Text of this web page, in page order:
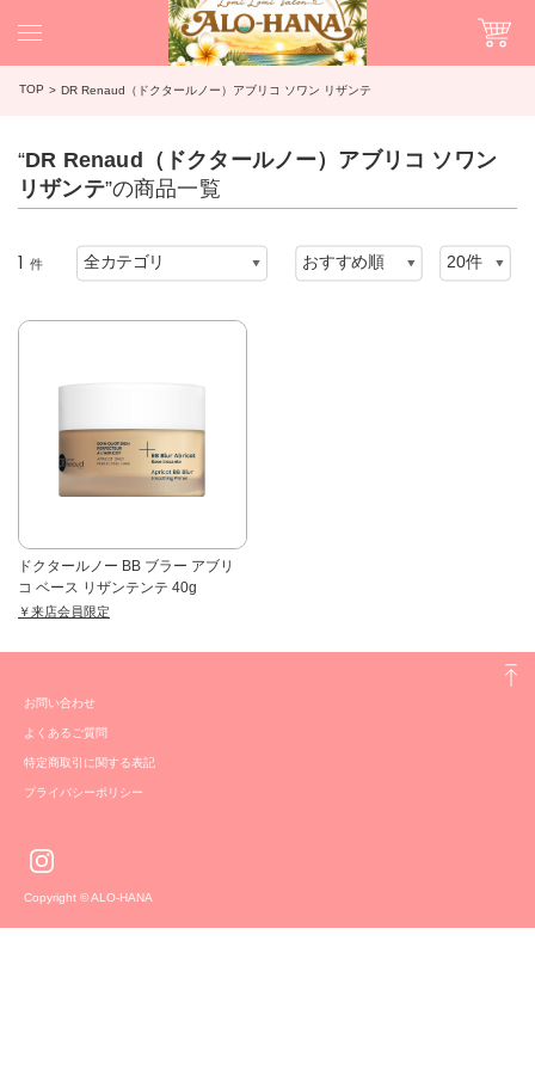
TOP DR Renaud（ドクタールノー）アブリコ ソワン リザンテ
“DR Renaud（ドクタールノー）アブリコ ソワン
リザンテ”の商品一覧
1 件
ドクタールノー BB ブラー アブリ
コ ベース リザンテンテ 40g
￥来店会員限定
お問い合わせ
よくあるご質問
特定商取引に関する表記
プライバシーポリシー
Copyright © ALO-HANA